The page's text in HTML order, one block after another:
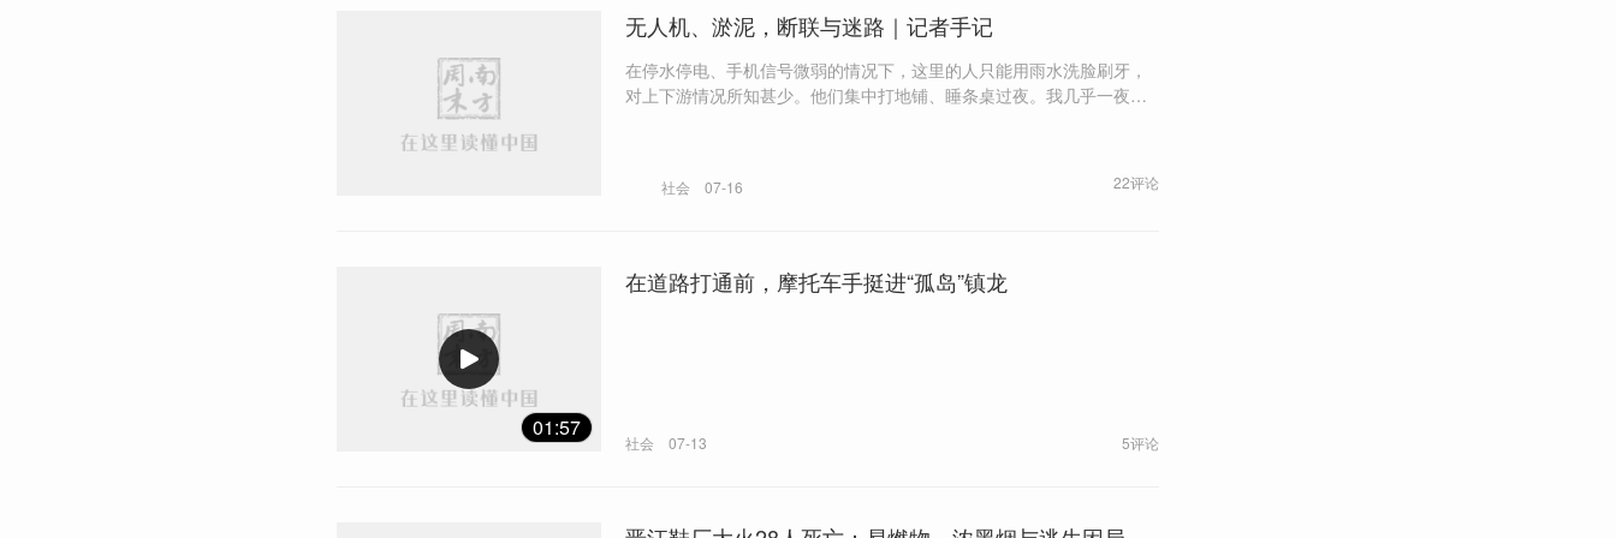
无人机、淤泥，断联与迷路｜记者手记
在停水停电、手机信号微弱的情况下，这里的人只能用雨水洗脸刷牙，
对上下游情况所知甚少。他们集中打地铺、睡条桌过夜。我几乎一夜未
社会 07-16 22评论
01:57
在道路打通前，摩托车手挺进“孤岛”镇龙
社会 07-13 5评论